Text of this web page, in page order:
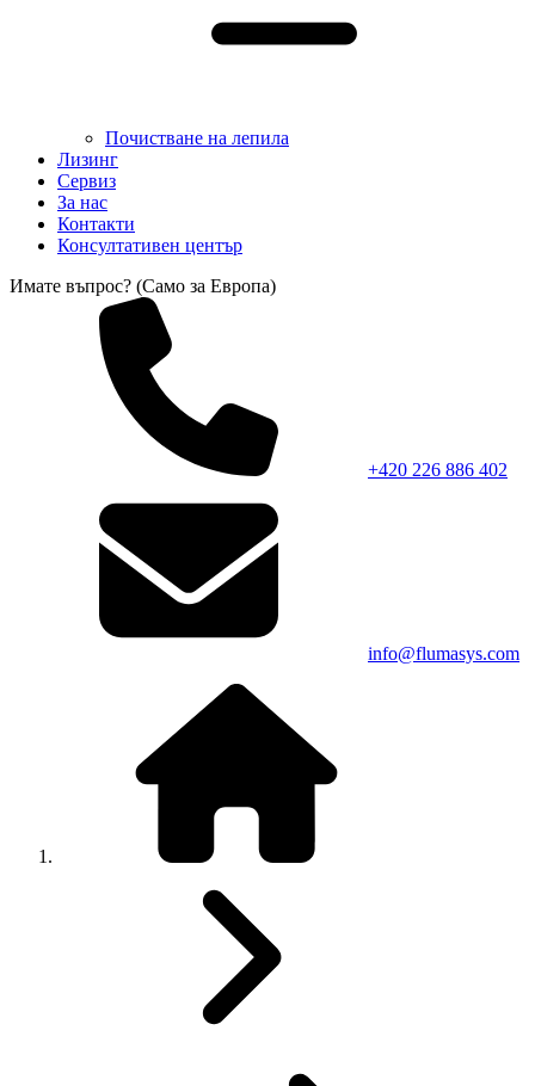
Почистване на лепила
Лизинг
Сервиз
За нас
Контакти
Консултативен център
Имате въпрос? (Само за Европа)
+420 226 886 402
info@flumasys.com